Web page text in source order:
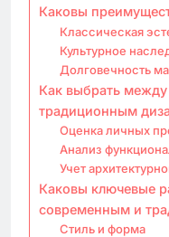
Каковы
Классическая
Культурное
Долговечность
Как выбрать
традиционным
Оценка личных
Анализ
Учет
Каковы ключевые
современным и
Стиль и форма